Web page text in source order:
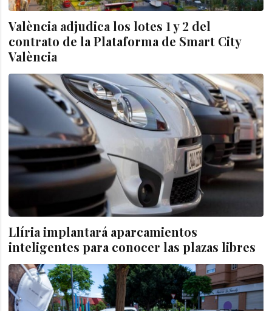
València adjudica los lotes 1 y 2 del
contrato de la Plataforma de Smart City
València
Llíria implantará aparcamientos
inteligentes para conocer las plazas libres